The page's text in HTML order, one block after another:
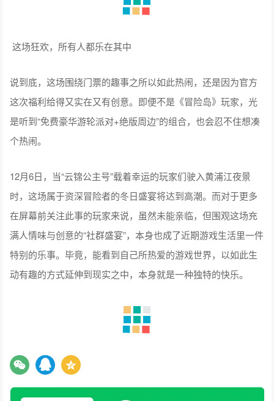
这场狂欢，所有人都乐在其中
说到底，这场围绕门票的趣事之所以如此热闹，还是因为官方
这次福利给得又实在又有创意。即便不是《冒险岛》玩家，光
是听到“免费豪华游轮派对+绝版周边”的组合，也会忍不住想凑
个热闹。
12月6日，当“云锦公主号”载着幸运的玩家们驶入黄浦江夜景
时，这场属于资深冒险者的冬日盛宴将达到高潮。而对于更多
在屏幕前关注此事的玩家来说，虽然未能亲临，但围观这场充
满人情味与创意的“社群盛宴”，本身也成了近期游戏生活里一件
特别的乐事。毕竟，能看到自己所热爱的游戏世界，以如此生
动有趣的方式延伸到现实之中，本身就是一种独特的快乐。